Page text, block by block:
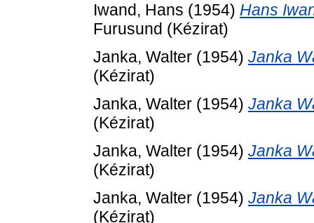
Iwand, Hans (1954) Hans
Furusund (Kézirat)
Janka, Walter (1954) Janka
(Kézirat)
Janka, Walter (1954) Janka
(Kézirat)
Janka, Walter (1954) Janka
(Kézirat)
Janka, Walter (1954) Janka
(Kézirat)